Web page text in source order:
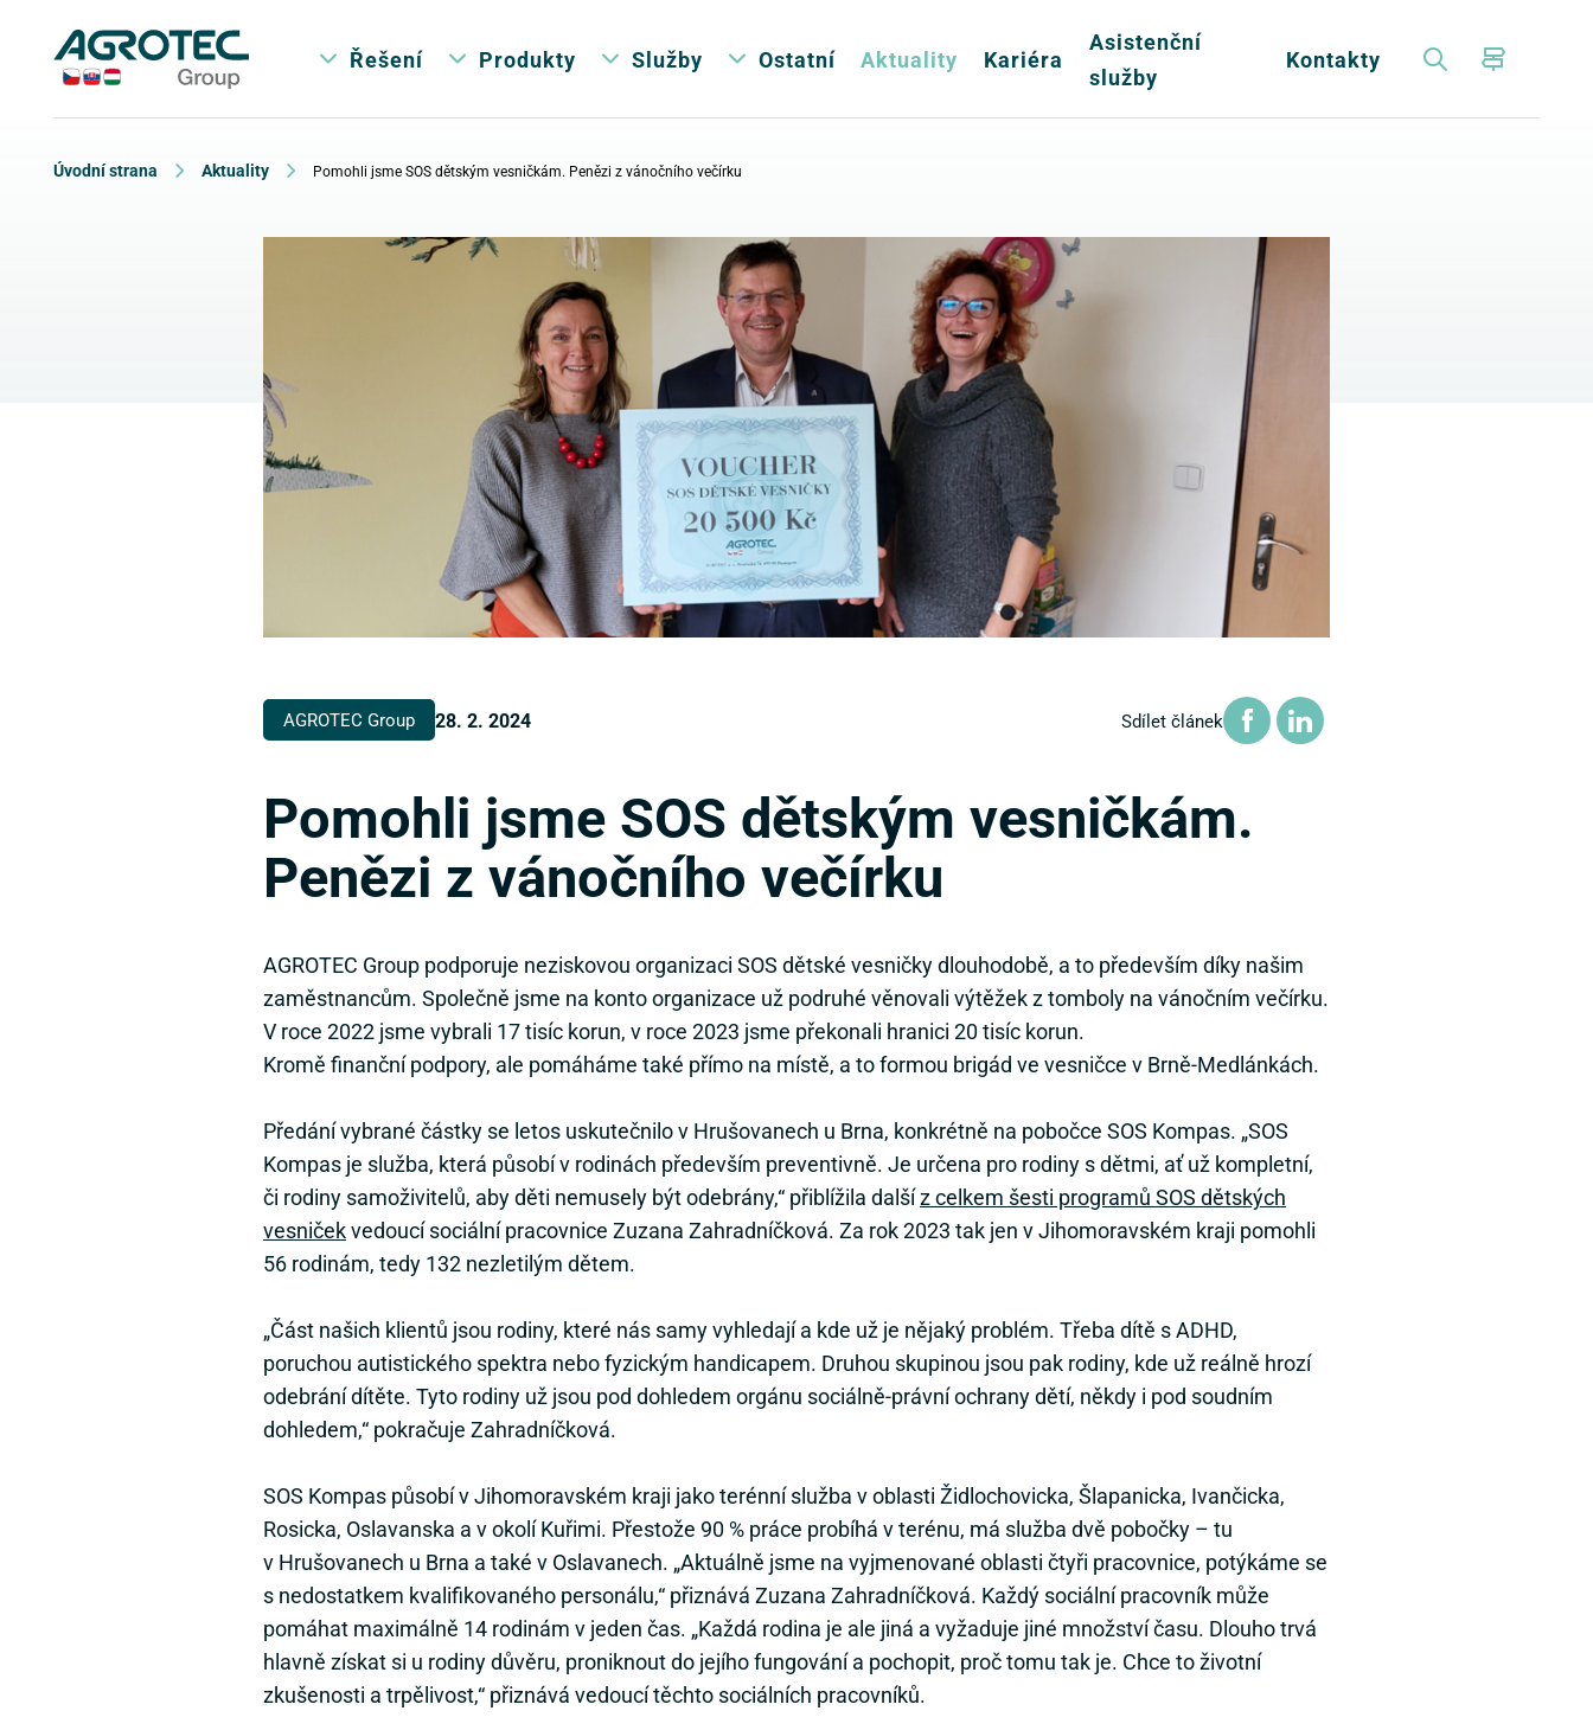
Řešení Produkty Služby Ostatní Aktuality Kariéra
Asistenční
služby
Kontakty
Úvodní strana Aktuality Pomohli jsme SOS dětským vesničkám. Penězi z vánočního večírku
AGROTEC Group 28. 2. 2024 Sdílet článek
Pomohli jsme SOS dětským vesničkám.
Penězi z vánočního večírku
AGROTEC Group podporuje neziskovou organizaci SOS dětské vesničky dlouhodobě, a to především díky našim
zaměstnancům. Společně jsme na konto organizace už podruhé věnovali výtěžek z tomboly na vánočním večírku.
V roce 2022 jsme vybrali 17 tisíc korun, v roce 2023 jsme překonali hranici 20 tisíc korun.
Kromě finanční podpory, ale pomáháme také přímo na místě, a to formou brigád ve vesničce v Brně-Medlánkách.
Předání vybrané částky se letos uskutečnilo v Hrušovanech u Brna, konkrétně na pobočce SOS Kompas. „SOS
Kompas je služba, která působí v rodinách především preventivně. Je určena pro rodiny s dětmi, ať už kompletní,
či rodiny samoživitelů, aby děti nemusely být odebrány,“ přiblížila dalšíz celkem šesti programů SOS dětských
vesničekvedoucí sociální pracovnice Zuzana Zahradníčková. Za rok 2023 tak jen v Jihomoravském kraji pomohli
56 rodinám, tedy 132 nezletilým dětem.
„Část našich klientů jsou rodiny, které nás samy vyhledají a kde už je nějaký problém. Třeba dítě s ADHD,
poruchou autistického spektra nebo fyzickým handicapem. Druhou skupinou jsou pak rodiny, kde už reálně hrozí
odebrání dítěte. Tyto rodiny už jsou pod dohledem orgánu sociálně-právní ochrany dětí, někdy i pod soudním
dohledem,“ pokračuje Zahradníčková.
SOS Kompas působí v Jihomoravském kraji jako terénní služba v oblasti Židlochovicka, Šlapanicka, Ivančicka,
Rosicka, Oslavanska a v okolí Kuřimi. Přestože 90 % práce probíhá v terénu, má služba dvě pobočky – tu
v Hrušovanech u Brna a také v Oslavanech. „Aktuálně jsme na vyjmenované oblasti čtyři pracovnice, potýkáme se
s nedostatkem kvalifikovaného personálu,“ přiznává Zuzana Zahradníčková. Každý sociální pracovník může
pomáhat maximálně 14 rodinám v jeden čas. „Každá rodina je ale jiná a vyžaduje jiné množství času. Dlouho trvá
hlavně získat si u rodiny důvěru, proniknout do jejího fungování a pochopit, proč tomu tak je. Chce to životní
zkušenosti a trpělivost,“ přiznává vedoucí těchto sociálních pracovníků.